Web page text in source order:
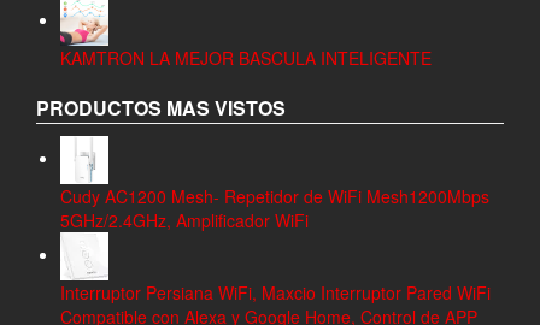
KAMTRON LA MEJOR BASCULA INTELIGENTE
PRODUCTOS MAS VISTOS
Cudy AC1200 Mesh- Repetidor de WiFi Mesh1200Mbps
5GHz/2.4GHz, Amplificador WiFi
Interruptor Persiana WiFi, Maxcio Interruptor Pared WiFi
Compatible con Alexa y Google Home, Control de APP